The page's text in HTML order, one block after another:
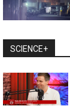
SCIENCE+